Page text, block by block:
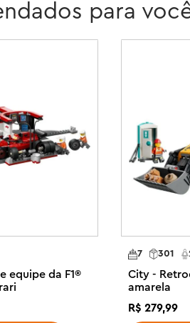
e girar conjuntos em 3D
City vêm com veículos realistas,
brincadeiras imaginativas sem
especial de bloqueio de ar
com tema espacial (vendidos
– O conjunto LEGO® City
8 anos está repleto de recursos
caminhão, cenário
espaciais e brincadeiras
de ciências detalhado e uma
para
equipe da F1®
301
7
City -
amarela
R$ 279,99